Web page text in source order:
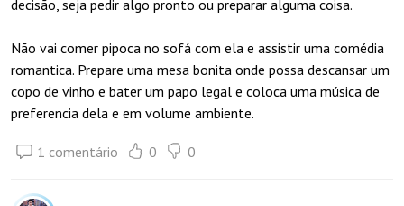
decisão, seja pedir algo pronto ou preparar alguma coisa.
Não vai comer pipoca no sofá com ela e assistir uma comédia
romantica. Prepare uma mesa bonita onde possa descansar um
copo de vinho e bater um papo legal e coloca uma música de
preferencia dela e em volume ambiente.
1 comentário 0 0